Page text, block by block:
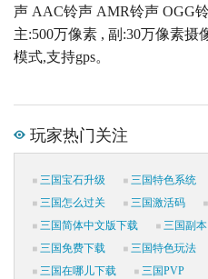
声 AAC铃声 AMR铃声 OGG
主:500万像素 , 副:30万像素
模式,支持gps。
玩家热门关注
三国宝石升级 三国特色系统
三国怎么过关
三国激活码
三国简体中文版下载
三国副本
三国免费下载
三国特色玩法
三国在哪儿下载
三国PVP